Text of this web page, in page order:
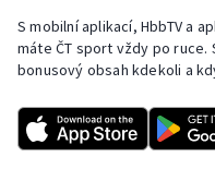
S mobilní aplikací, HbbTV a
máte ČT sport vždy po
bonusový obsah kdekoli a